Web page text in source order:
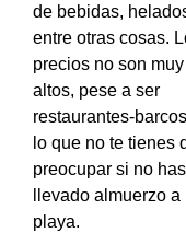
de bebidas,
entre otras cosas.
precios no son muy
altos, pese a ser
restaurantes-
lo que no te tienes
preocupar si no has
llevado almuerzo a
playa.